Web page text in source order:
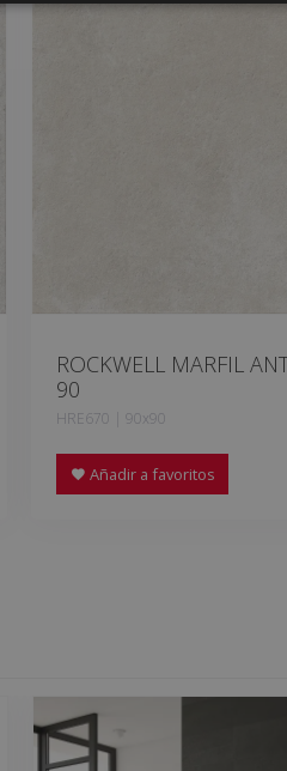
ROCKWELL MARFIL
90
HRE670 | 90x90
Añadir a favoritos